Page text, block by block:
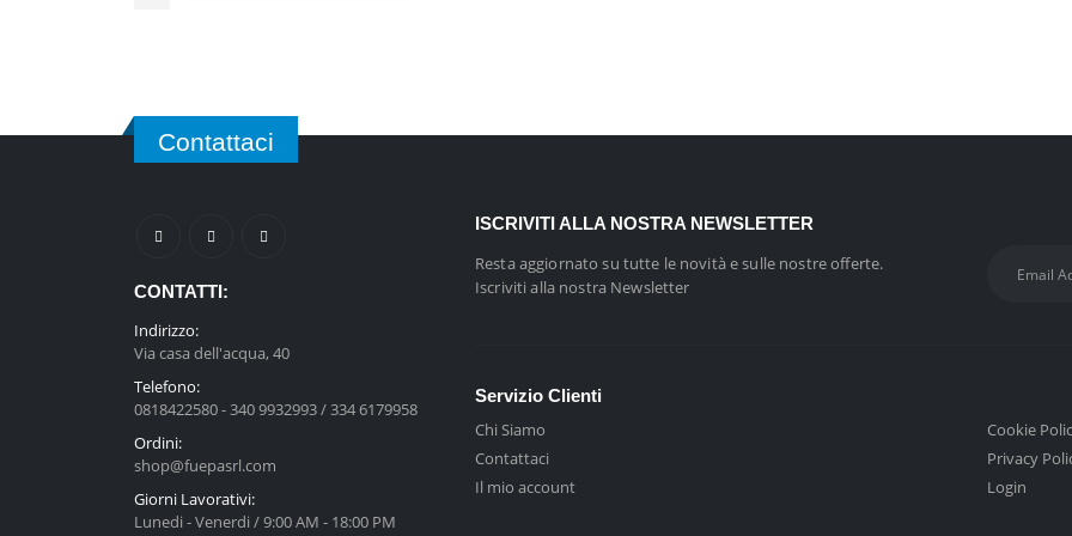
Contattaci
CONTATTI:
Indirizzo:
Via casa dell'acqua, 40
Telefono:
0818422580 - 340 9932993 / 334 6179958
Ordini:
shop@fuepasrl.com
Giorni Lavorativi:
Lunedi - Venerdi / 9:00 AM - 18:00 PM
ISCRIVITI ALLA NOSTRA NEWSLETTER
Resta aggiornato su tutte le novità e sulle nostre offerte.
Iscriviti alla nostra Newsletter
Servizio Clienti
Chi Siamo
Contattaci
Il mio account
Cookie
Privacy
Login